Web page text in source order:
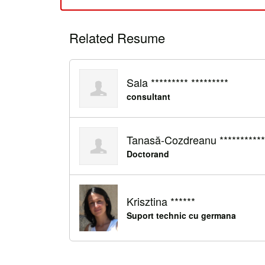
Related Resume
Sala ********* *********
consultant
Tanasă-Cozdreanu
Doctorand
Krisztina ******
Suport technic cu germana